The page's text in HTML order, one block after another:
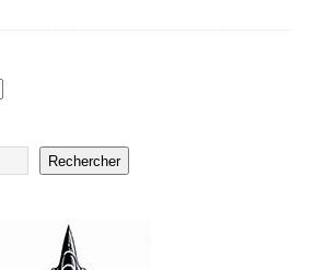
Rechercher